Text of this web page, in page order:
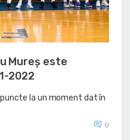
Mureș este
2022
la un moment dat în
0